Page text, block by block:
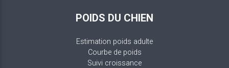
POIDS DU CHIEN
Estimation poids adulte
Courbe de poids
Suivi croissance